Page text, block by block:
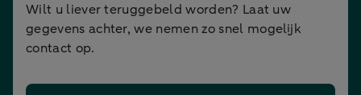
Wilt u liever teruggebeld worden? Laat uw
gegevens achter, we nemen zo snel mogelijk
contact op.